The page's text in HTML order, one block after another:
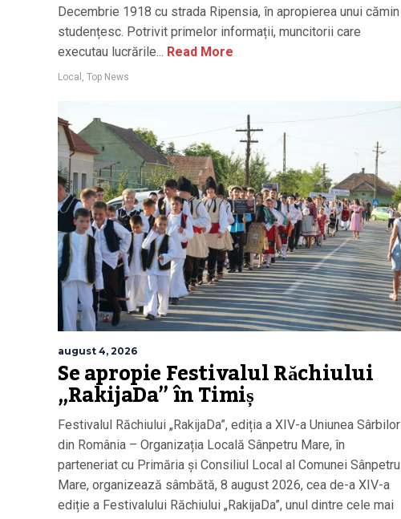
Decembrie 1918 cu strada Ripensia, în apropierea unui cămin
studențesc. Potrivit primelor informații, muncitorii care
executau lucrările... Read More
Local Top News
august 4, 2026
Se apropie Festivalul Răchiului
„RakijaDa” în Timiș
Festivalul Răchiului „RakijaDa”, ediția a XIV-a Uniunea Sârbilor
din România – Organizația Locală Sânpetru Mare, în
parteneriat cu Primăria și Consiliul Local al Comunei Sânpetru
Mare, organizează sâmbătă, 8 august 2026, cea de-a XIV-a
ediție a Festivalului Răchiului „RakijaDa”, unul dintre cele mai